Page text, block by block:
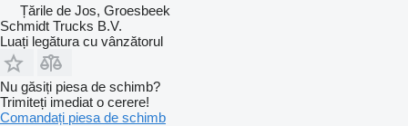
Țările de Jos, Groesbeek
Schmidt Trucks B.V.
Luați legătura cu vânzătorul
Nu găsiți piesa de schimb?
Trimiteți imediat o cerere!
Comandați piesa de schimb